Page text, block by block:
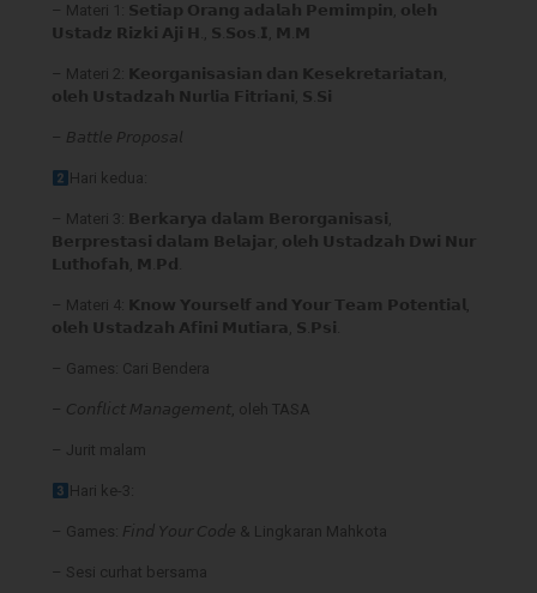
– Materi 1: 𝗦𝗲𝘁𝗶𝗮𝗽 𝗢𝗿𝗮𝗻𝗴 𝗮𝗱𝗮𝗹𝗮𝗵 𝗣𝗲𝗺𝗶𝗺𝗽𝗶𝗻, 𝗼𝗹𝗲𝗵
𝗨𝘀𝘁𝗮𝗱𝘇 𝗥𝗶𝘇𝗸𝗶 𝗔𝗷𝗶 𝗛., 𝗦.𝗦𝗼𝘀.𝗜, 𝗠.𝗠
– Materi 2: 𝗞𝗲𝗼𝗿𝗴𝗮𝗻𝗶𝘀𝗮𝘀𝗶𝗮𝗻 𝗱𝗮𝗻 𝗞𝗲𝘀𝗲𝗸𝗿𝗲𝘁𝗮𝗿𝗶𝗮𝘁𝗮𝗻,
𝗼𝗹𝗲𝗵 𝗨𝘀𝘁𝗮𝗱𝘇𝗮𝗵 𝗡𝘂𝗿𝗹𝗶𝗮 𝗙𝗶𝘁𝗿𝗶𝗮𝗻𝗶, 𝗦.𝗦𝗶
– 𝘉𝘢𝘵𝘵𝘭𝘦 𝘗𝘳𝘰𝘱𝘰𝘴𝘢𝘭
Hari kedua:
– Materi 3: 𝗕𝗲𝗿𝗸𝗮𝗿𝘆𝗮 𝗱𝗮𝗹𝗮𝗺 𝗕𝗲𝗿𝗼𝗿𝗴𝗮𝗻𝗶𝘀𝗮𝘀𝗶,
𝗕𝗲𝗿𝗽𝗿𝗲𝘀𝘁𝗮𝘀𝗶 𝗱𝗮𝗹𝗮𝗺 𝗕𝗲𝗹𝗮𝗷𝗮𝗿, 𝗼𝗹𝗲𝗵 𝗨𝘀𝘁𝗮𝗱𝘇𝗮𝗵 𝗗𝘄𝗶 𝗡𝘂𝗿
𝗟𝘂𝘁𝗵𝗼𝗳𝗮𝗵, 𝗠.𝗣𝗱.
– Materi 4: 𝗞𝗻𝗼𝘄 𝗬𝗼𝘂𝗿𝘀𝗲𝗹𝗳 𝗮𝗻𝗱 𝗬𝗼𝘂𝗿 𝗧𝗲𝗮𝗺 𝗣𝗼𝘁𝗲𝗻𝘁𝗶𝗮𝗹,
𝗼𝗹𝗲𝗵 𝗨𝘀𝘁𝗮𝗱𝘇𝗮𝗵 𝗔𝗳𝗶𝗻𝗶 𝗠𝘂𝘁𝗶𝗮𝗿𝗮, 𝗦.𝗣𝘀𝗶.
– Games: Cari Bendera
– 𝘊𝘰𝘯𝘧𝘭𝘪𝘤𝘵 𝘔𝘢𝘯𝘢𝘨𝘦𝘮𝘦𝘯𝘵, oleh TASA
– Jurit malam
Hari ke-3:
– Games: 𝘍𝘪𝘯𝘥 𝘠𝘰𝘶𝘳 𝘊𝘰𝘥𝘦 & Lingkaran Mahkota
– Sesi curhat bersama